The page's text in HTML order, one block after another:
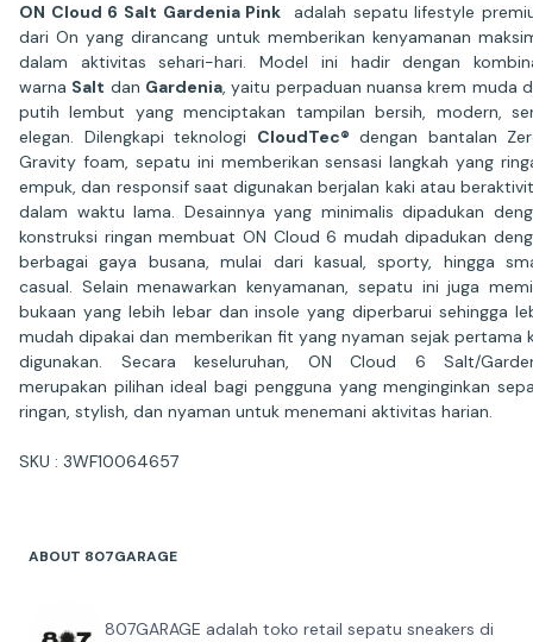
ON Cloud 6 Salt Gardenia Pink
adalah sepatu lifestyle
dari On yang dirancang untuk memberikan kenyamanan
dalam aktivitas sehari-hari. Model ini hadir dengan
warna Salt dan Gardenia, yaitu perpaduan nuansa krem muda
putih lembut yang menciptakan tampilan bersih, modern,
elegan. Dilengkapi teknologi CloudTec® dengan bantalan
Gravity foam, sepatu ini memberikan sensasi langkah yang
empuk, dan responsif saat digunakan berjalan kaki atau
dalam waktu lama. Desainnya yang minimalis dipadukan
konstruksi ringan membuat ON Cloud 6 mudah dipadukan
berbagai gaya busana, mulai dari kasual, sporty, hingga
casual. Selain menawarkan kenyamanan, sepatu ini juga
bukaan yang lebih lebar dan insole yang diperbarui sehingga
mudah dipakai dan memberikan fit yang nyaman sejak pertama
digunakan. Secara keseluruhan, ON Cloud 6 Salt/
merupakan pilihan ideal bagi pengguna yang menginginkan
ringan, stylish, dan nyaman untuk menemani aktivitas harian.
SKU : 3WF10064657
ABOUT 807GARAGE
807GARAGE adalah toko retail sepatu sneakers di